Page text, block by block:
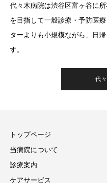
代々木病院は渋谷区富ヶ谷に
を目指して一般診療・予防医
ターよりも小規模ながら、日
す。
代
トップページ
当病院について
診療案内
ケアサービス